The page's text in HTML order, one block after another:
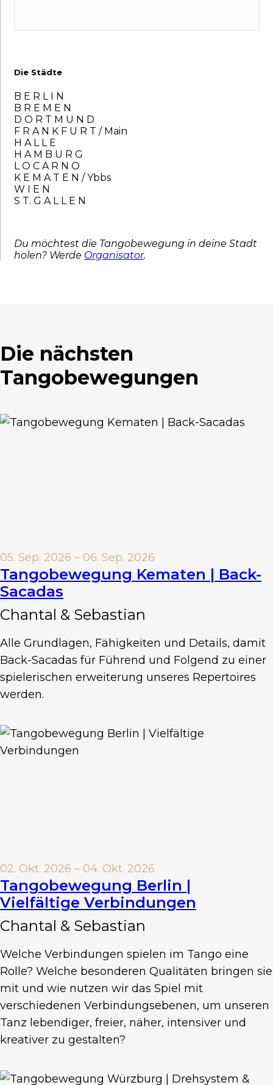
Die Städte
B E R L I N
B R E M E N
D O R T M U N D
F R A N K F U R T / Main
H A L L E
H A M B U R G
L O C A R N O
K E M A T E N / Ybbs
W I E N
S T. G A L L E N
Du möchtest die Tangobewegung in deine Stadt
holen? Werde Organisator.
Die nächsten
Tangobewegungen
05. Sep. 2026 – 06. Sep. 2026
Tangobewegung Kematen | Back-
Sacadas
Chantal & Sebastian
Alle Grundlagen, Fähigkeiten und Details, damit
Back-Sacadas für Führend und Folgend zu einer
spielerischen erweiterung unseres Repertoires
werden.
02. Okt. 2026 – 04. Okt. 2026
Tangobewegung Berlin |
Vielfältige Verbindungen
Chantal & Sebastian
Welche Verbindungen spielen im Tango eine
Rolle? Welche besonderen Qualitäten bringen sie
mit und wie nutzen wir das Spiel mit
verschiedenen Verbindungsebenen, um unseren
Tanz lebendiger, freier, näher, intensiver und
kreativer zu gestalten?